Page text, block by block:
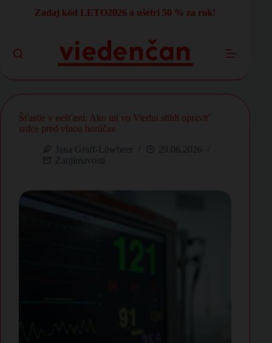
Zadaj kód LETO2026 a ušetri 50 % za rok!
Šťastie v nešťastí: Ako mi vo Viedni stihli opraviť
srdce pred vlnou horúčav
Jana Graff-Löwbeer
29.06.2026
Zaujímavosti